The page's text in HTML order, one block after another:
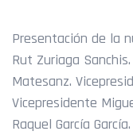
Presentación de la
Rut Zuriaga
Matesanz.
Vicepresidente
Raquel García